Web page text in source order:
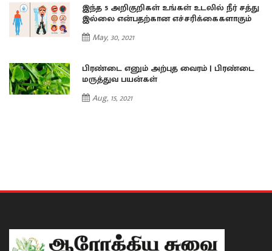
இந்த 5 அறிகுறிகள் உங்கள் உடலில் நீர் சத்து
இல்லை என்பதற்கான எச்சரிக்கைகளாகும்
May, 30, 2021
பிரண்டை எனும் அற்புத வைரம் | பிரண்டை
மருத்துவ பயன்கள்
Aug, 15, 2021